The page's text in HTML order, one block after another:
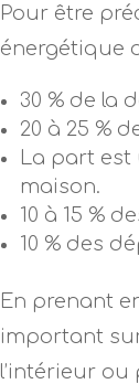
Pour être
énergétique
30 % de la
20 à 25 %
La part
maison.
10 à 15 %
10 % des
En prenant
important
l’intérieur ou